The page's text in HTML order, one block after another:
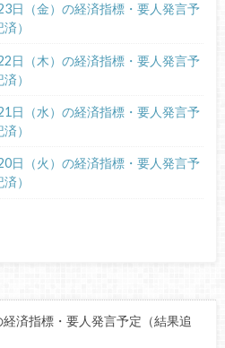
日（金）の経済指標・要人発言予
）
日（木）の経済指標・要人発言予
）
日（水）の経済指標・要人発言予
）
日（火）の経済指標・要人発言予
）
済指標・要人発言予定（結果追